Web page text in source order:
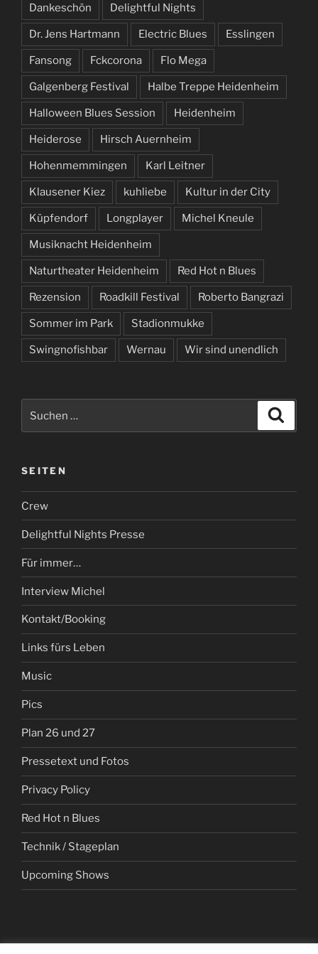
Dankeschön Delightful Nights
Dr. Jens Hartmann Electric Blues Esslingen
Fansong Fckcorona Flo Mega
Galgenberg Festival Halbe Treppe Heidenheim
Halloween Blues Session Heidenheim
Heiderose Hirsch Auernheim
Hohenmemmingen Karl Leitner
Klausener Kiez kuhliebe Kultur in der City
Küpfendorf Longplayer Michel Kneule
Musiknacht Heidenheim
Naturtheater Heidenheim Red Hot n Blues
Rezension Roadkill Festival Roberto Bangrazi
Sommer im Park Stadionmukke
Swingnofishbar Wernau Wir sind unendlich
SEITEN
Crew
Delightful Nights Presse
Für immer…
Interview Michel
Kontakt/Booking
Links fürs Leben
Music
Pics
Plan 26 und 27
Pressetext und Fotos
Privacy Policy
Red Hot n Blues
Technik / Stageplan
Upcoming Shows